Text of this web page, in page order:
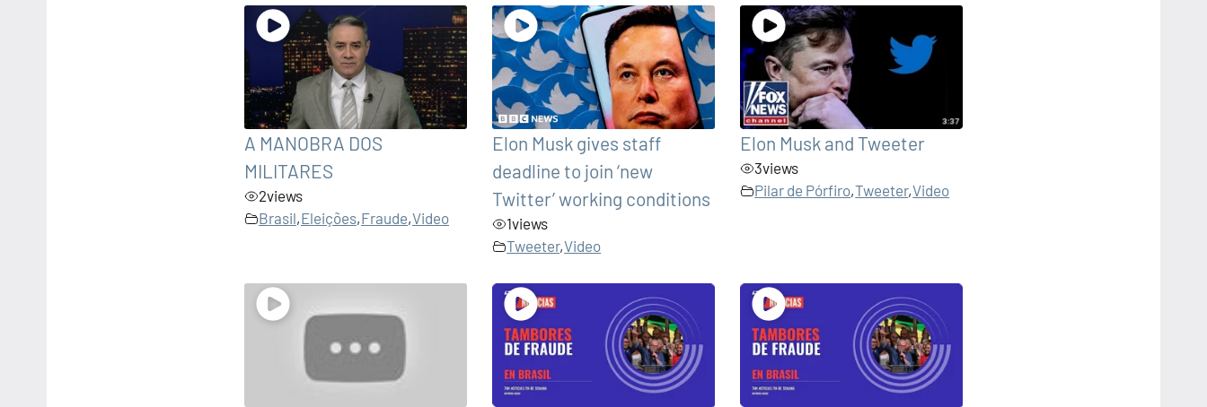
A MANOBRA DOS
MILITARES
2views
Brasil,Eleições,Fraude,Video
Elon Musk gives staff
deadline to join ‘new
Twitter’ working conditions
1views
Tweeter,Video
Elon Musk and Tweeter
3views
Pilar de Pórfiro,Tweeter,Video